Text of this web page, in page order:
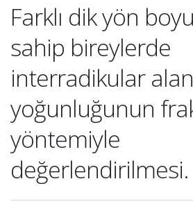
Farklı dik yön
sahip bireylerde
interradikular
yoğunluğunun
yöntemiyle
değerlendirilmesi.